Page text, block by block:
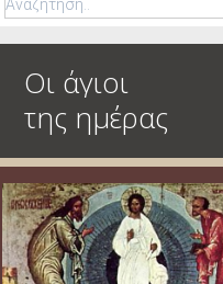
Οι άγιοι
της ημέρας